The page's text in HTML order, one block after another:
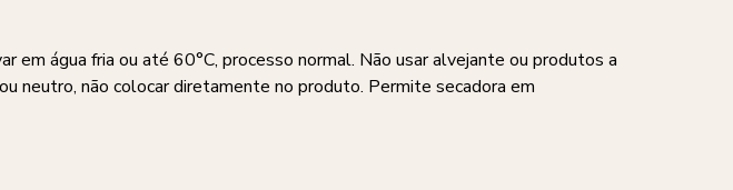
em água fria ou até 60°C, processo normal. Não usar alvejante ou produtos a
neutro, não colocar diretamente no produto. Permite secadora em